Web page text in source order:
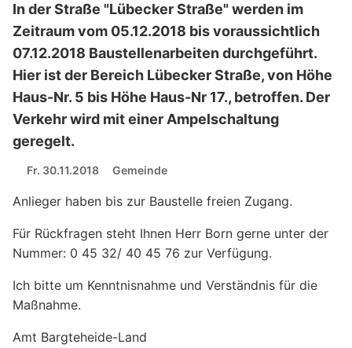
In der Straße "Lübecker Straße" werden im
Zeitraum vom 05.12.2018 bis voraussichtlich
07.12.2018 Baustellenarbeiten durchgeführt.
Hier ist der Bereich Lübecker Straße, von Höhe
Haus-Nr. 5 bis Höhe Haus-Nr 17., betroffen. Der
Verkehr wird mit einer Ampelschaltung
geregelt.
Fr. 30.11.2018 Gemeinde
Anlieger haben bis zur Baustelle freien Zugang.
Für Rückfragen steht Ihnen Herr Born gerne unter der
Nummer: 0 45 32/ 40 45 76 zur Verfügung.
Ich bitte um Kenntnisnahme und Verständnis für die
Maßnahme.
Amt Bargteheide-Land